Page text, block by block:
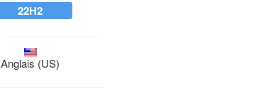
22H2
Anglais (US)